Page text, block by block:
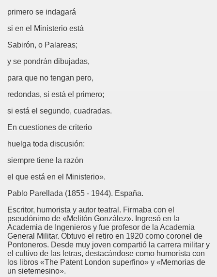
primero se indagará
si en el Ministerio está
Sabirón, o Palareas;
y se pondrán dibujadas,
para que no tengan pero,
redondas, si está el primero;
si está el segundo, cuadradas.
En cuestiones de criterio
huelga toda discusión:
siempre tiene la razón
el que está en el Ministerio».
Pablo Parellada (1855 - 1944). España.
Escritor, humorista y autor teatral. Firmaba con el
pseudónimo de «Melitón González». Ingresó en la
Academia de Ingenieros y fue profesor de la Academia
General Militar. Obtuvo el retiro en 1920 como coronel de
Pontoneros. Desde muy joven compartió la carrera militar y
el cultivo de las letras, destacándose como humorista con
los libros «The Patent London superfino» y «Memorias de
un sietemesino».
(Ventura Pazos)
a Camilo José Cela)
Casciari)